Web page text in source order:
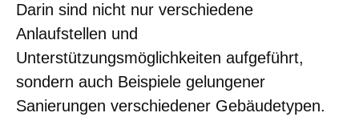
Darin sind nicht nur verschiedene
Anlaufstellen und
Unterstützungsmöglichkeiten aufgeführt,
sondern auch Beispiele gelungener
Sanierungen verschiedener Gebäudetypen.